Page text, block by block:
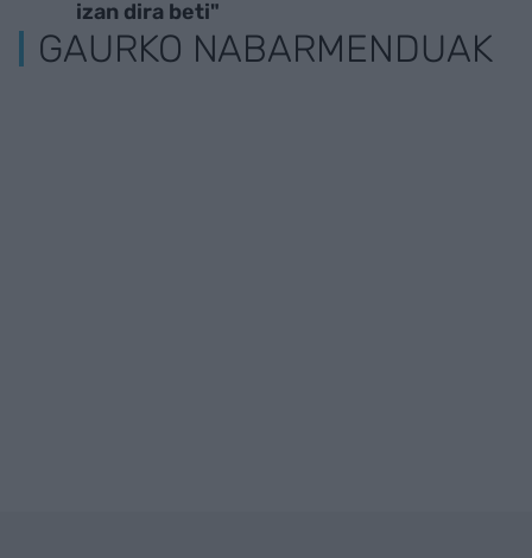
izan dira beti"
GAURKO NABARMENDUAK